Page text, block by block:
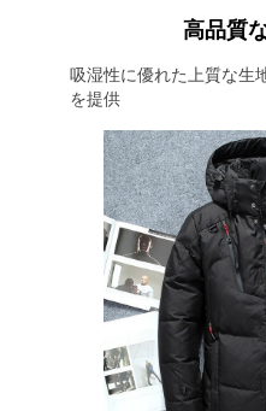
高品質
吸湿性に優れた上質な生
を提供